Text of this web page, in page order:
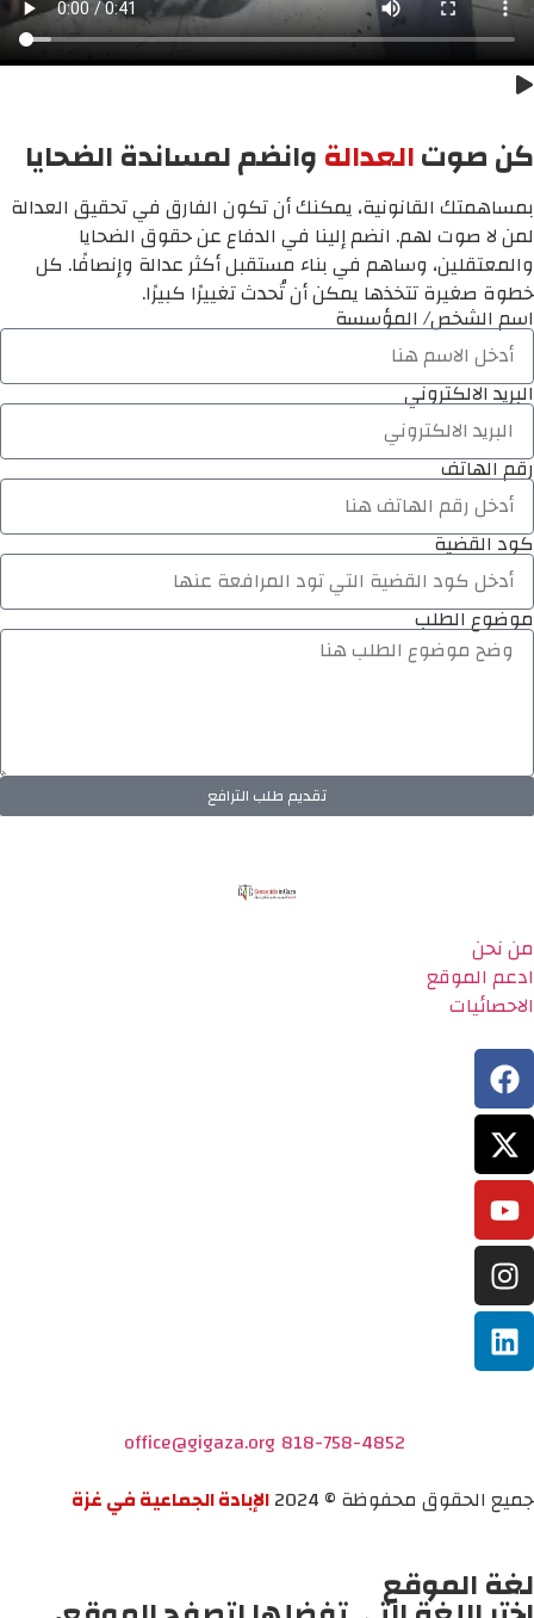
كن صوتالعدالةوانضم لمساندة الضحايا
بمساهمتك القانونية، يمكنك أن تكون الفارق في تحقيق العدالة
لمن لا صوت لهم. انضم إلينا في الدفاع عن حقوق الضحايا
والمعتقلين، وساهم في بناء مستقبل أكثر عدالة وإنصافًا. كل
خطوة صغيرة تتخذها يمكن أن تُحدث تغييرًا كبيرًا.
اسم الشخص/ المؤسسة
البريد الالكتروني
رقم الهاتف
كود القضية
موضوع الطلب
تقديم طلب الترافع
من نحن
ادعم الموقع
الاحصائيات
818-758-4852
office@gigaza.org
جميع الحقوق محفوظة © 2024
الإبادة الجماعية في غزة
لغة الموقع